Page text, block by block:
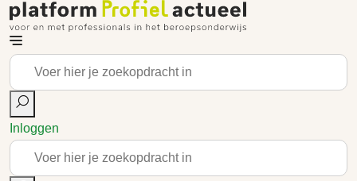
Inloggen